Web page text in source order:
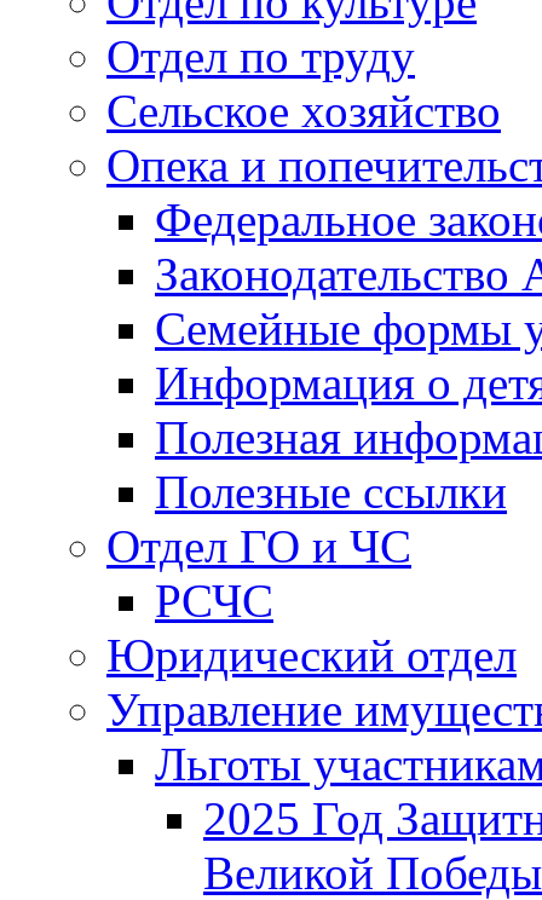
Отдел по труду
Сельское хозяйство
Опека и
Федеральное
Законодательство
Семейные формы
Информация о
Полезная
Полезные ссылки
Отдел ГО и ЧС
РСЧС
Юридический отдел
Управление
Льготы
2025 Год
Великой Победы